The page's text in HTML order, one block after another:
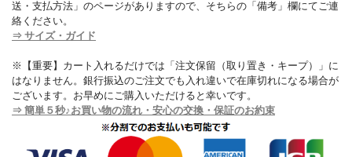
送・支払方法」のページがありますので、そちらの「備考」欄にてご連
絡ください。
⇒ サイズ・ガイド
※【重要】カート入れるだけでは「注文保留（取り置き・キープ）」に
はなりません。銀行振込のご注文でも入れ違いで在庫切れになる場合が
ございます。お早めにご購入いただけると幸いです。
⇒ 簡単５秒♪お買い物の流れ・安心の交換・保証のお約束